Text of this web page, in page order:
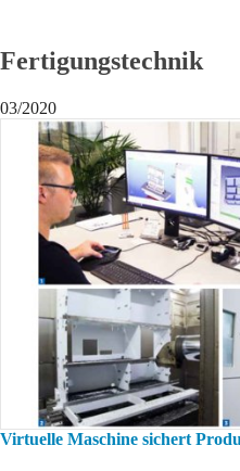
Fertigungstechnik
03/2020
Virtuelle Maschine sichert